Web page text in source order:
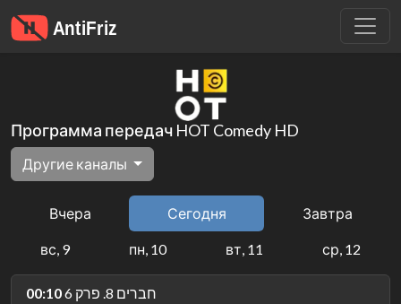
Программа передач HOT Comedy HD
Другие каналы
Вчера Сегодня Завтра
вс, 9 пн, 10 вт, 11 ср, 12
00:10
חברים 8. פרק 6